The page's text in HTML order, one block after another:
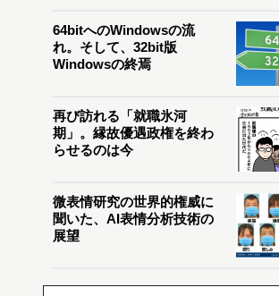
64bitへのWindowsの流
れ。そして、32bit版
Windowsの終焉
再び訪れる「就職氷河
期」。縁故優遇政権を終わ
らせるのは今
微表情研究の世界的権威に
聞いた、AI表情分析技術の
展望